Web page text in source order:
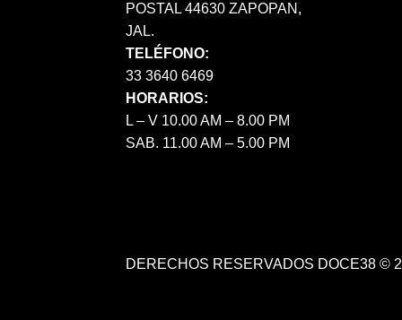
POSTAL 44630 ZAPOPAN,
JAL.
TELÉFONO:
33 3640 6469
HORARIOS:
L – V 10.00 AM – 8.00 PM
SAB. 11.00 AM – 5.00 PM
DERECHOS RESERVADOS DOCE38 ©